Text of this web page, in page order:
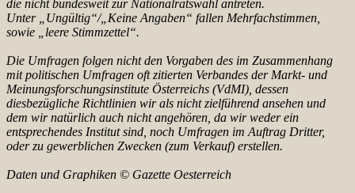
die nicht bundesweit zur Nationalratswahl antreten.
Unter „Ungültig“/„Keine Angaben“ fallen Mehrfachstimmen,
sowie „leere Stimmzettel“.
Die Umfragen folgen nicht den Vorgaben des im Zusammenhang
mit politischen Umfragen oft zitierten Verbandes der Markt- und
Meinungsforschungsinstitute Österreichs (VdMI), dessen
diesbezügliche Richtlinien wir als nicht zielführend ansehen und
dem wir natürlich auch nicht angehören, da wir weder ein
entsprechendes Institut sind, noch Umfragen im Auftrag Dritter,
oder zu gewerblichen Zwecken (zum Verkauf) erstellen.
Daten und Graphiken © Gazette Oesterreich